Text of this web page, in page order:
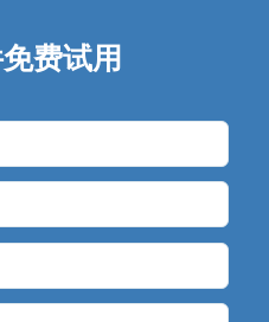
费试用